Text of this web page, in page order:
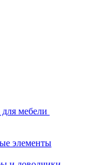
мебели
элементы